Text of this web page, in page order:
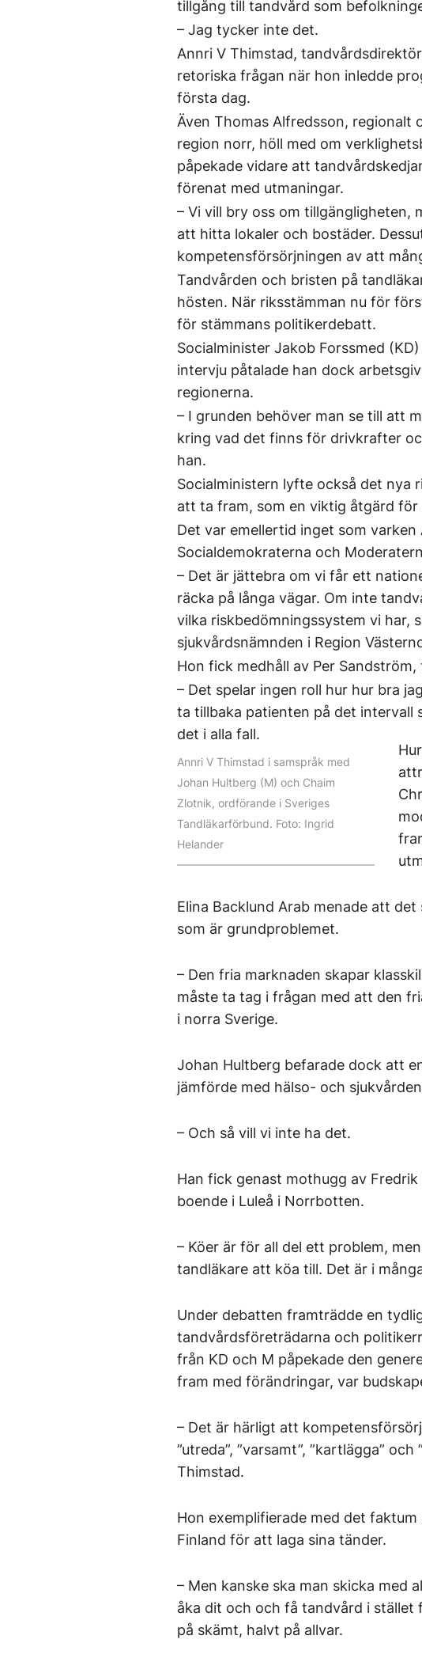
tillgång till tandvård som
– Jag tycker inte det.
Annri V Thimstad,
retoriska frågan när hon inledde
första dag.
Även Thomas Alfredsson,
region norr, höll med om
påpekade vidare att
förenat med utmaningar.
– Vi vill bry oss om tillgängligheten,
att hitta lokaler och bostäder.
kompetensförsörjningen av att
Tandvården och bristen på
hösten. När riksstämman nu för
för stämmans politikerdebatt.
Socialminister Jakob Forssmed
intervju påtalade han dock
regionerna.
– I grunden behöver man se till att
kring vad det finns för drivkrafter
han.
Socialministern lyfte också det nya
att ta fram, som en viktig åtgärd
Det var emellertid inget som
Socialdemokraterna och
– Det är jättebra om vi får ett
räcka på långa vägar. Om inte
vilka riskbedömningssystem vi har,
sjukvårdsnämnden i Region
Hon fick medhåll av Per
– Det spelar ingen roll hur hur bra
ta tillbaka patienten på det intervall
det i alla fall.
Annri V Thimstad i samspråk med
Johan Hultberg (M) och Chaim
Zlotnik, ordförande i Sveriges
Tandläkarförbund. Foto: Ingrid
Helander
Elina Backlund Arab menade att
som är grundproblemet.
– Den fria marknaden skapar
måste ta tag i frågan med att den
i norra Sverige.
Johan Hultberg befarade dock att
jämförde med hälso- och
– Och så vill vi inte ha det.
Han fick genast mothugg av
boende i Luleå i Norrbotten.
– Köer är för all del ett problem,
tandläkare att köa till. Det är i
Under debatten framträdde en
tandvårdsföreträdarna och
från KD och M påpekade den
fram med förändringar, var
– Det är härligt att
”utreda”, ”varsamt”, ”kartlägga”
Thimstad.
Hon exemplifierade med det
Finland för att laga sina tänder.
– Men kanske ska man skicka med
åka dit och och få tandvård i stället
på skämt, halvt på allvar.